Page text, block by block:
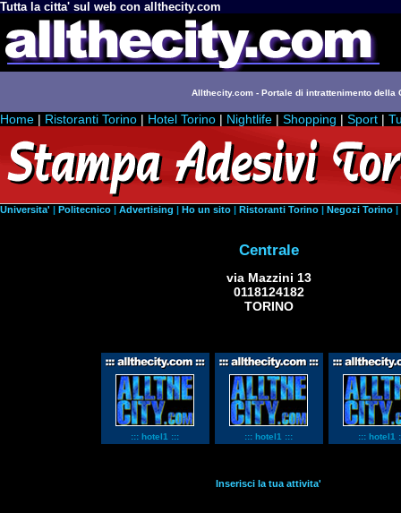
Tutta la citta' sul web con allthecity.com
Allthecity.com - Portale di intrattenimento della
Home | Ristoranti Torino | Hotel Torino | Nightlife | Shopping | Sport |
Universita' | Politecnico | Advertising | Ho un sito | Ristoranti Torino | Negozi Torino |
Centrale
via Mazzini 13
0118124182
TORINO
::: hotel1 ::: ::: hotel1 ::: ::: hotel1
Inserisci la tua attivita'